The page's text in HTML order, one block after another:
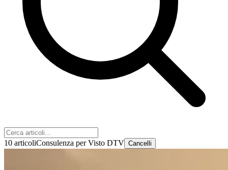
10 articoliConsulenza per Visto DTV Cancelli